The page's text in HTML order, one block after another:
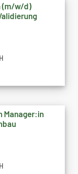
(m/w/d)
Manager:in